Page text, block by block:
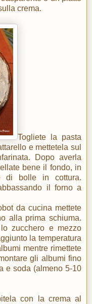
crema.
Togliete la pasta
e mettetela sul
Dopo averla
bene il fondo, in
di bolle in cottura.
il forno a
da cucina mettete
alla prima schiuma.
zucchero e mezzo
la temperatura
mentre rimettete
gli albumi fino
e soda (almeno 5-10
con la crema al